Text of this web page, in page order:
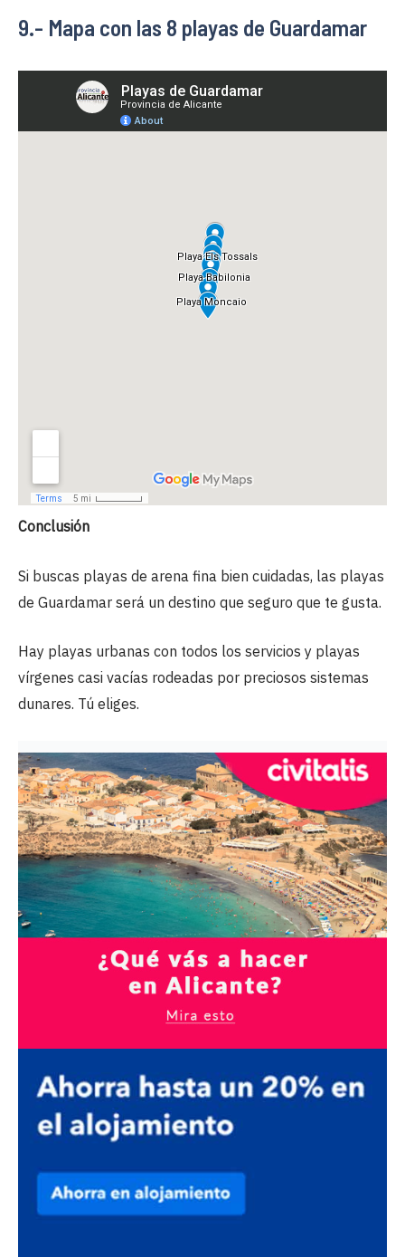
9.- Mapa con las 8 playas de Guardamar
Conclusión
Si buscas playas de arena fina bien cuidadas, las playas
de Guardamar será un destino que seguro que te gusta.
Hay playas urbanas con todos los servicios y playas
vírgenes casi vacías rodeadas por preciosos sistemas
dunares. Tú eliges.